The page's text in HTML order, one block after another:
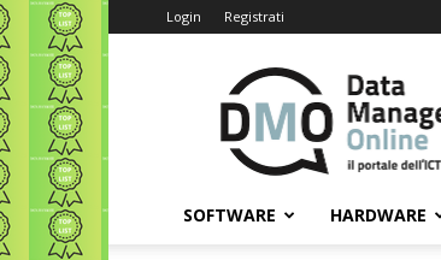
Login Registrati
Data
Manager
Online
SOFTWARE HARDWARE